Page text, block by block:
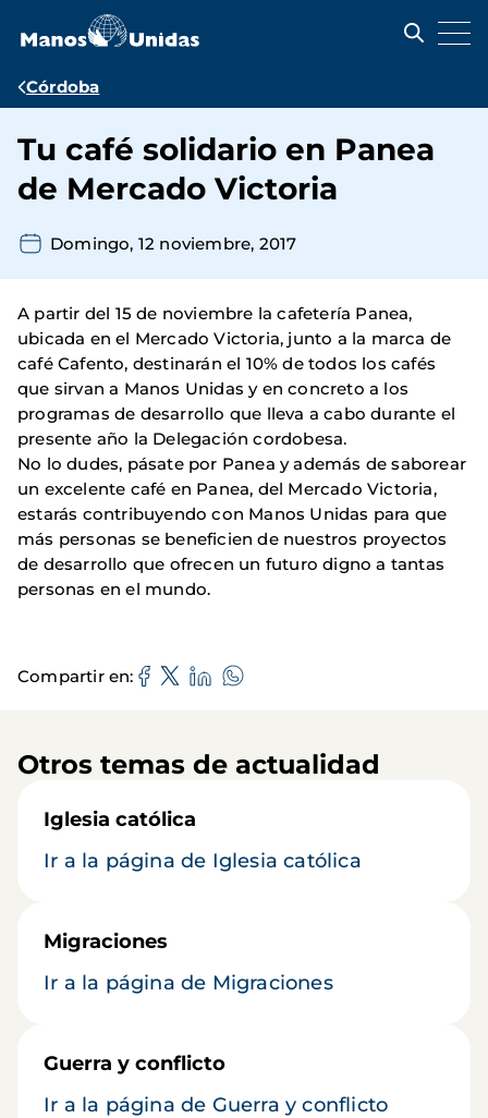
contenido
Ruta
navegación
Córdoba
Tu café solidario en Panea
de Mercado Victoria
Domingo, 12 noviembre, 2017
A partir del 15 de noviembre la cafetería Panea,
ubicada en el Mercado Victoria, junto a la marca de
café Cafento, destinarán el 10% de todos los cafés
que sirvan a Manos Unidas y en concreto a los
programas de desarrollo que lleva a cabo durante el
presente año la Delegación cordobesa.
No lo dudes, pásate por Panea y además de saborear
un excelente café en Panea, del Mercado Victoria,
estarás contribuyendo con Manos Unidas para que
más personas se beneficien de nuestros proyectos
de desarrollo que ofrecen un futuro digno a tantas
personas en el mundo.
Compartir en
Otros temas de actualidad
Iglesia católica
Ir a la página de Iglesia católica
Migraciones
Ir a la página de Migraciones
Guerra y conflicto
Ir a la página de Guerra y conflicto